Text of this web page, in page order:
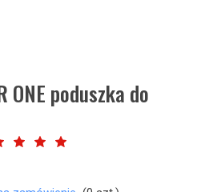
ONE poduszka do